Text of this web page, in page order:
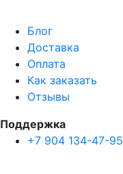
Блог
Доставка
Оплата
Как заказать
Отзывы
Поддержка
+7 904 134-47-95